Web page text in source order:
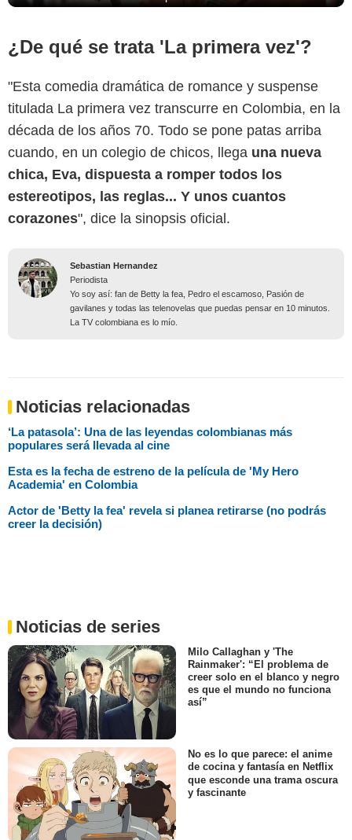
¿De qué se trata 'La primera vez'?
"Esta comedia dramática de romance y suspense
titulada La primera vez transcurre en Colombia, en la
década de los años 70. Todo se pone patas arriba
cuando, en un colegio de chicos, llega una nueva
chica, Eva, dispuesta a romper todos los
estereotipos, las reglas... Y unos cuantos
corazones", dice la sinopsis oficial.
Sebastian Hernandez
Periodista
Yo soy así: fan de Betty la fea, Pedro el escamoso, Pasión de
gavilanes y todas las telenovelas que puedas pensar en 10 minutos.
La TV colombiana es lo mío.
Noticias relacionadas
‘La patasola’: Una de las leyendas colombianas más
populares será llevada al cine
Esta es la fecha de estreno de la película de 'My Hero
Academia' en Colombia
Actor de 'Betty la fea' revela si planea retirarse (no podrás
creer la decisión)
Noticias de series
Milo Callaghan y 'The
Rainmaker': “El problema de
creer solo en el blanco y negro
es que el mundo no funciona
así”
No es lo que parece: el anime
de cocina y fantasía en Netflix
que esconde una trama oscura
y fascinante